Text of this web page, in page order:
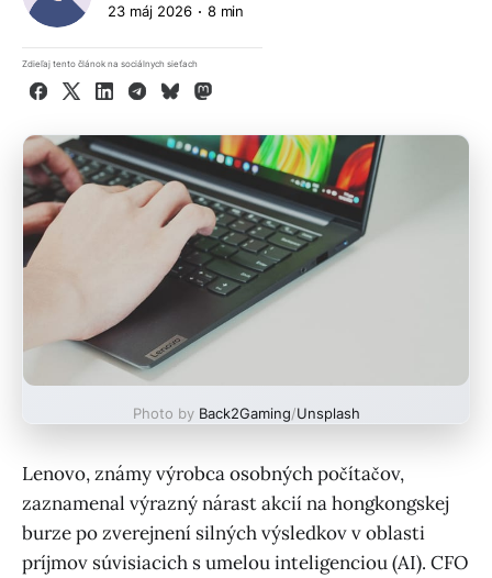
23 máj 2026 8 min
Zdieľaj tento článok na sociálnych sieťach
Facebook
X LinkedInTelegram
BlueskyMastodon
Photo by Back2Gaming/Unsplash
Lenovo, známy výrobca osobných počítačov,
zaznamenal výrazný nárast akcií na hongkongskej
burze po zverejnení silných výsledkov v oblasti
príjmov súvisiacich s umelou inteligenciou (AI). CFO